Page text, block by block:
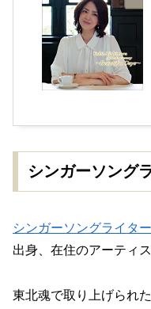
シンガーソング
シンガーソングライタ
出身、在住のアーティス
東北魂で取り上げられ